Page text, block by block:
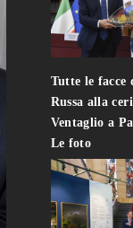
Tutte le facce
Russa alla
Ventaglio a
Le foto